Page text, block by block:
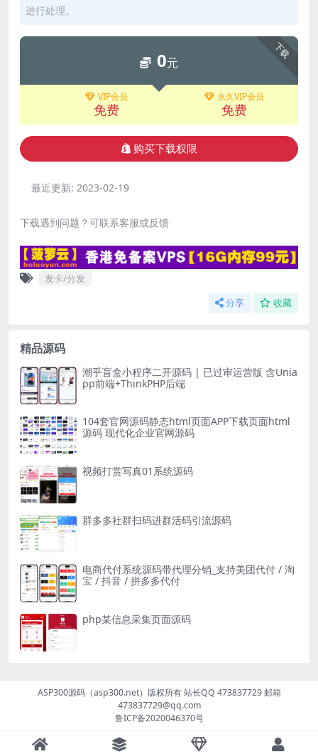
进行处理。
下载
0元
VIP会员
免费
永久VIP会员
免费
购买下载权限
最近更新: 2023-02-19
下载遇到问题？可联系客服或反馈
发卡/分发
分享 收藏
精品源码
潮乎盲盒小程序二开源码 | 已过审运营版 含Unia
pp前端+ThinkPHP后端
104套官网源码静态html页面APP下载页面html
源码 现代化企业官网源码
视频打赏写真01系统源码
群多多社群扫码进群活码引流源码
电商代付系统源码带代理分销_支持美团代付 / 淘
宝 / 抖音 / 拼多多代付
php某信息采集页面源码
ASP300源码（asp300.net）版权所有 站长QQ 473837729 邮箱
473837729@qq.com
鲁ICP备2020046370号